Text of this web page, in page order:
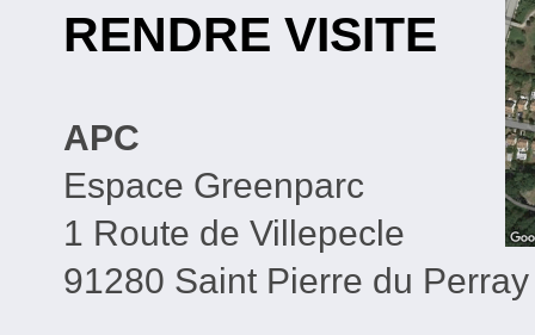
RENDRE VISITE
APC
Espace Greenparc
1 Route de Villepecle
91280 Saint Pierre du Perray